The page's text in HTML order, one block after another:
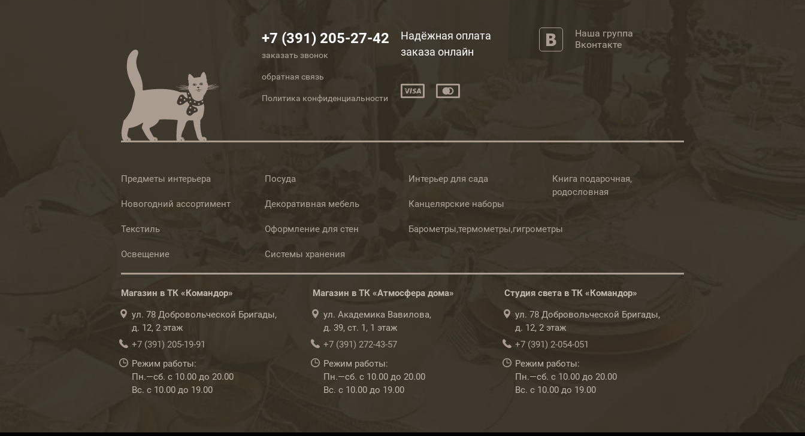
+7 (391) 205-27-42
заказать звонок
обратная связь
Политика конфиденциальности
Надёжная оплата
заказа онлайн
Наша группа
Вконтакте
Предметы интерьера
Новогодний ассортимент
Текстиль
Освещение
Посуда
Декоративная мебель
Оформление для стен
Системы хранения
Интерьер для сада
Канцелярские наборы
Барометры,термометры,гигрометры
Книга подарочная,
родословная
Магазин в ТК «Командор»
ул. 78 Добровольческой Бригады,
д. 12, 2 этаж
+7 (391) 205-19-91
Режим работы:
Пн.—сб. с 10.00 до 20.00
Вс. с 10.00 до 19.00
Магазин в ТК «Атмосфера дома»
ул. Академика Вавилова,
д. 39, ст. 1, 1 этаж
+7 (391) 272-43-57
Режим работы:
Пн.—сб. с 10.00 до 20.00
Вс. с 10.00 до 19.00
Студия света в ТК «Командор»
ул. 78 Добровольческой Бригады,
д. 12, 2 этаж
+7 (391) 2-054-051
Режим работы:
Пн.—сб. с 10.00 до 20.00
Вс. с 10.00 до 19.00